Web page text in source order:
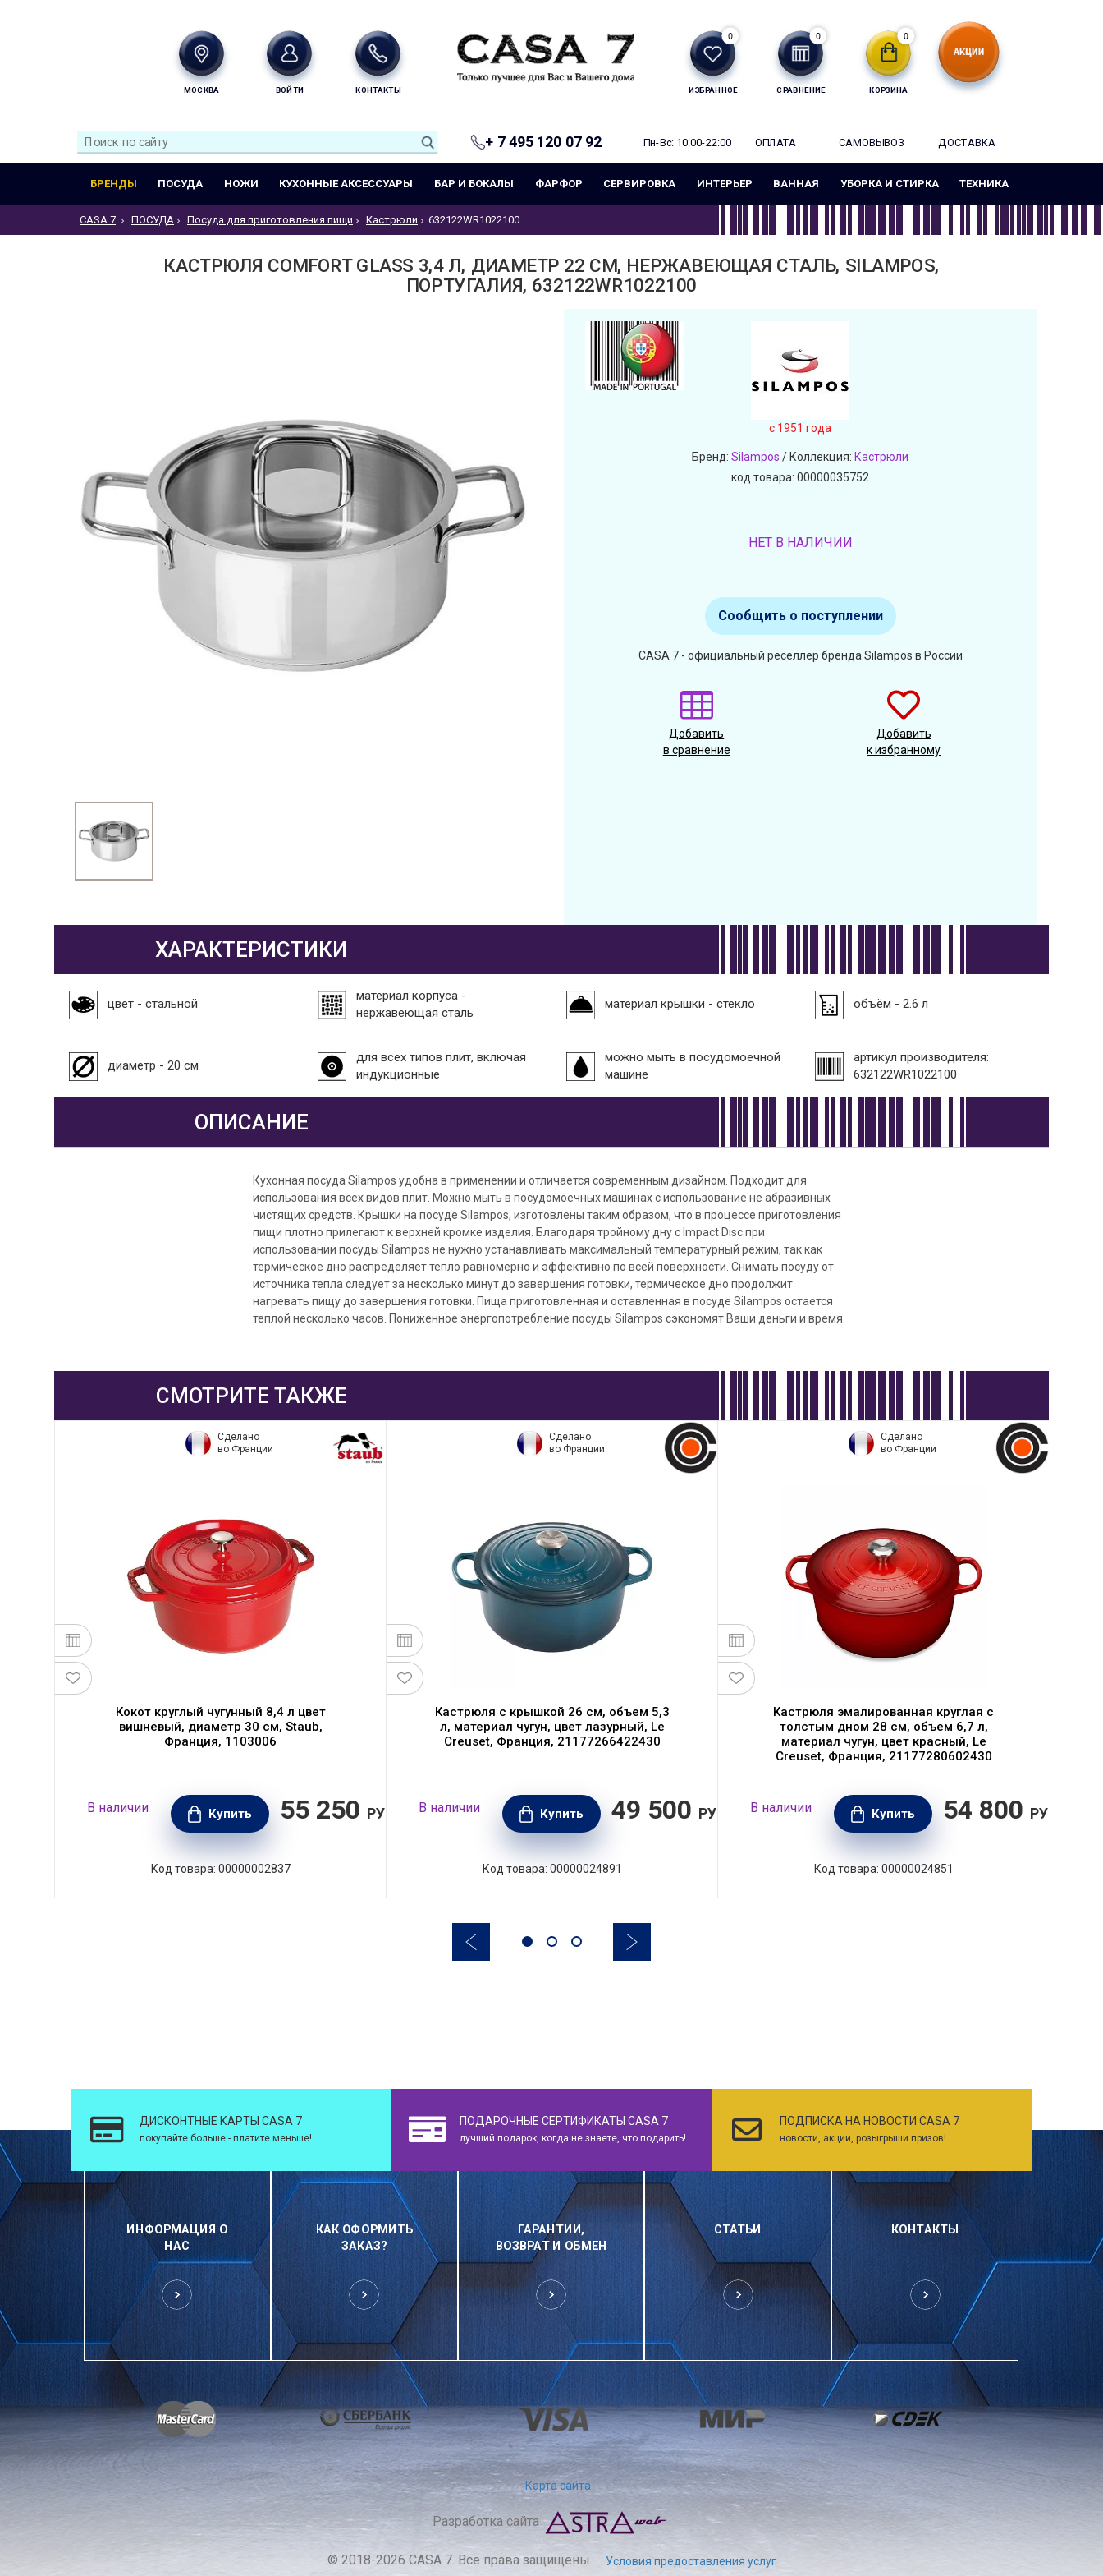
МОСКВА ВОЙТИ КОНТАКТЫ ИЗБРАННОЕ
0
СРАВНЕНИЕ
0
КОРЗИНА
0
+ 7 495 120 07 92 Пн-Вс: 10:00-22:00 ОПЛАТА САМОВЫВОЗ ДОСТАВКА
БРЕНДЫ ПОСУДА НОЖИ КУХОННЫЕ АКСЕССУАРЫ БАР И БОКАЛЫ ФАРФОР СЕРВИРОВКА ИНТЕРЬЕР ВАННАЯ УБОРКА И СТИРКА ТЕХНИКА
CASA 7 ПОСУДА Посуда для приготовления пищи Кастрюли 632122WR1022100
КАСТРЮЛЯ COMFORT GLASS 3,4 Л, ДИАМЕТР 22 СМ, НЕРЖАВЕЮЩАЯ СТАЛЬ, SILAMPOS,
ПОРТУГАЛИЯ, 632122WR1022100
c 1951 года
Бренд: Silampos / Коллекция: Кастрюли
код товара: 00000035752
НЕТ В НАЛИЧИИ
Сообщить о поступлении
CASA 7 - официальный реселлер бренда Silampos в России
Добавить
в сравнение
Добавить
к избранному
ХАРАКТЕРИСТИКИ
цвет - стальной
материал корпуса -
нержавеющая сталь
материал крышки - стекло объём - 2.6 л
диаметр - 20 см
для всех типов плит, включая
индукционные
можно мыть в посудомоечной
машине
артикул производителя:
632122WR1022100
ОПИСАНИЕ
Кухонная посуда Silampos удобна в применении и отличается современным дизайном. Подходит для
использования всех видов плит. Можно мыть в посудомоечных машинах с использование не абразивных
чистящих средств. Крышки на посуде Silampos, изготовлены таким образом, что в процессе приготовления
пищи плотно прилегают к верхней кромке изделия. Благодаря тройному дну с Impact Disc при
использовании посуды Silampos не нужно устанавливать максимальный температурный режим, так как
термическое дно распределяет тепло равномерно и эффективно по всей поверхности. Снимать посуду от
источника тепла следует за несколько минут до завершения готовки, термическое дно продолжит
нагревать пищу до завершения готовки. Пища приготовленная и оставленная в посуде Silampos остается
теплой несколько часов. Пониженное энергопотребление посуды Silampos сэкономят Ваши деньги и время.
СМОТРИТЕ ТАКЖЕ
Сделано
во Франции
Кокот круглый чугунный 8,4 л цвет
вишневый, диаметр 30 см, Staub,
Франция, 1103006
В наличии Купить 55 250 РУБ.
Код товара: 00000002837
Сделано
во Франции
Кастрюля с крышкой 26 см, объем 5,3
л, материал чугун, цвет лазурный, Le
Creuset, Франция, 21177266422430
В наличии Купить 49 500 РУБ.
Код товара: 00000024891
Сделано
во Франции
Кастрюля эмалированная круглая с
толстым дном 28 см, объем 6,7 л,
материал чугун, цвет красный, Le
Creuset, Франция, 21177280602430
В наличии Купить 54 800 РУБ.
Код товара: 00000024851
ДИСКОНТНЫЕ КАРТЫ CASA 7
покупайте больше - платите меньше!
ПОДАРОЧНЫЕ СЕРТИФИКАТЫ CASA 7
лучший подарок, когда не знаете, что подарить!
ПОДПИСКА НА НОВОСТИ CASA 7
новости, акции, розыгрыши призов!
ИНФОРМАЦИЯ О
НАС
КАК ОФОРМИТЬ
ЗАКАЗ?
ГАРАНТИИ,
ВОЗВРАТ И ОБМЕН
СТАТЬИ КОНТАКТЫ
Карта сайта
Разработка сайта
© 2018-2026 CASA 7. Все права защищены Условия предоставления услуг